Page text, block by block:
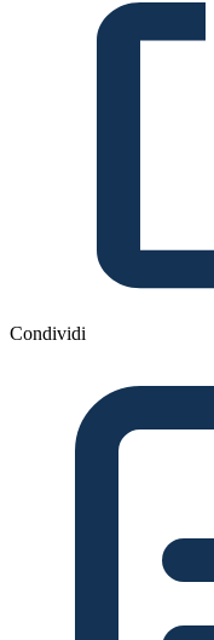
Condividi